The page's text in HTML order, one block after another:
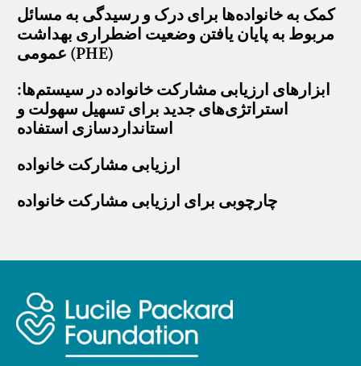
کمک به خانواده‌ها برای درک و رسیدگی به مسائل
مربوط به پایان یافتن وضعیت اضطراری بهداشت
عمومی (PHE)
ابزارهای ارزیابی مشارکت خانواده در سیستم‌ها:
استراتژی‌های جدید برای تسهیل سهولت و
استانداردسازی استفاده
ارزیابی مشارکت خانواده
چارچوبی برای ارزیابی مشارکت خانواده